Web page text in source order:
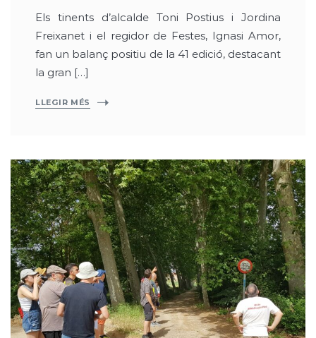
Els tinents d’alcalde Toni Postius i Jordina
Freixanet i el regidor de Festes, Ignasi Amor,
fan un balanç positiu de la 41 edició, destacant
la gran […]
LLEGIR MÉS